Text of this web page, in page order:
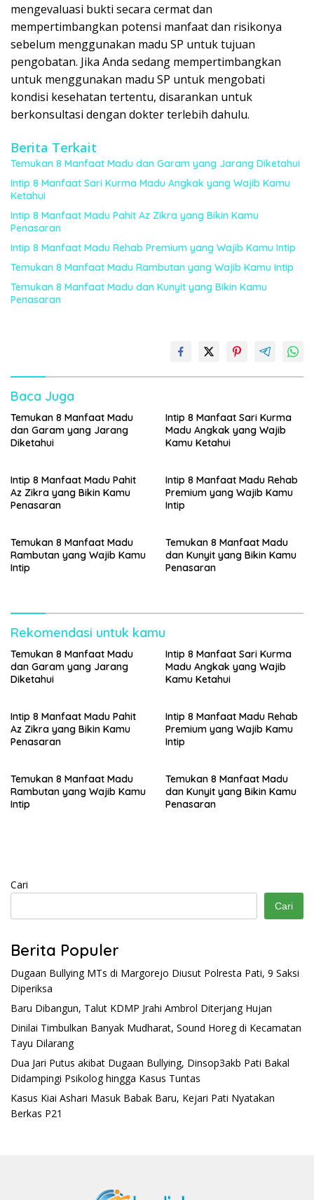
mengevaluasi bukti secara cermat dan
mempertimbangkan potensi manfaat dan risikonya
sebelum menggunakan madu SP untuk tujuan
pengobatan. Jika Anda sedang mempertimbangkan
untuk menggunakan madu SP untuk mengobati
kondisi kesehatan tertentu, disarankan untuk
berkonsultasi dengan dokter terlebih dahulu.
Berita Terkait
Temukan 8 Manfaat Madu dan Garam yang Jarang Diketahui
Intip 8 Manfaat Sari Kurma Madu Angkak yang Wajib Kamu
Ketahui
Intip 8 Manfaat Madu Pahit Az Zikra yang Bikin Kamu
Penasaran
Intip 8 Manfaat Madu Rehab Premium yang Wajib Kamu Intip
Temukan 8 Manfaat Madu Rambutan yang Wajib Kamu Intip
Temukan 8 Manfaat Madu dan Kunyit yang Bikin Kamu
Penasaran
Baca Juga
Temukan 8 Manfaat Madu
dan Garam yang Jarang
Diketahui
Intip 8 Manfaat Sari Kurma
Madu Angkak yang Wajib
Kamu Ketahui
Intip 8 Manfaat Madu Pahit
Az Zikra yang Bikin Kamu
Penasaran
Intip 8 Manfaat Madu Rehab
Premium yang Wajib Kamu
Intip
Temukan 8 Manfaat Madu
Rambutan yang Wajib Kamu
Intip
Temukan 8 Manfaat Madu
dan Kunyit yang Bikin Kamu
Penasaran
Rekomendasi untuk kamu
Temukan 8 Manfaat Madu
dan Garam yang Jarang
Diketahui
Intip 8 Manfaat Sari Kurma
Madu Angkak yang Wajib
Kamu Ketahui
Intip 8 Manfaat Madu Pahit
Az Zikra yang Bikin Kamu
Penasaran
Intip 8 Manfaat Madu Rehab
Premium yang Wajib Kamu
Intip
Temukan 8 Manfaat Madu
Rambutan yang Wajib Kamu
Intip
Temukan 8 Manfaat Madu
dan Kunyit yang Bikin Kamu
Penasaran
Cari
Cari
Berita Populer
Dugaan Bullying MTs di Margorejo Diusut Polresta Pati, 9 Saksi
Diperiksa
Baru Dibangun, Talut KDMP Jrahi Ambrol Diterjang Hujan
Dinilai Timbulkan Banyak Mudharat, Sound Horeg di Kecamatan
Tayu Dilarang
Dua Jari Putus akibat Dugaan Bullying, Dinsop3akb Pati Bakal
Didampingi Psikolog hingga Kasus Tuntas
Kasus Kiai Ashari Masuk Babak Baru, Kejari Pati Nyatakan
Berkas P21